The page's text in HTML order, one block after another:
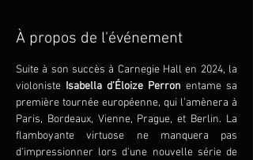
À propos de l'événement
Suite à son succès à Carnegie Hall en 2024, la
violoniste Isabella d’Éloize Perron entame sa
première tournée européenne, qui l’amènera à
Paris, Bordeaux, Vienne, Prague, et Berlin. La
flamboyante virtuose ne manquera pas
d'impressionner lors d'une nouvelle série de